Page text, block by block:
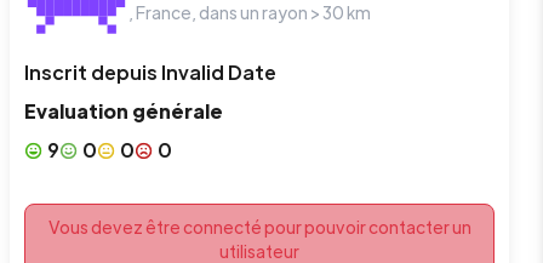
France , dans un rayon > 30 km
Inscrit depuis Invalid Date
Evaluation générale
9
0 0 0
Vous devez être connecté pour pouvoir contacter un
utilisateur